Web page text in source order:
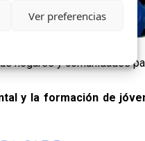
Ver preferencias
hogares y comunidades
y la formación de